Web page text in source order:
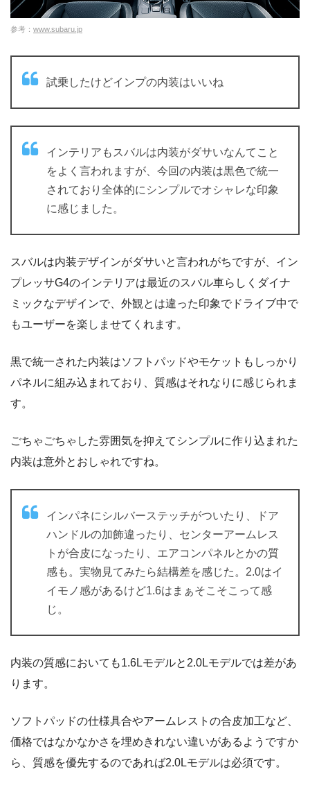
参考： www.subaru.jp
試乗したけどインプの内装はいいね
インテリアもスバルは内装がダサいなんてこと
をよく言われますが、今回の内装は黒色で統一
されており全体的にシンプルでオシャレな印象
に感じました。
スバルは内装デザインがダサいと言われがちですが、イン
プレッサG4のインテリアは最近のスバル車らしくダイナ
ミックなデザインで、外観とは違った印象でドライブ中で
もユーザーを楽しませてくれます。
黒で統一された内装はソフトパッドやモケットもしっかり
パネルに組み込まれており、質感はそれなりに感じられま
す。
ごちゃごちゃした雰囲気を抑えてシンプルに作り込まれた
内装は意外とおしゃれですね。
インパネにシルバーステッチがついたり、ドア
ハンドルの加飾違ったり、センターアームレス
トが合皮になったり、エアコンパネルとかの質
感も。実物見てみたら結構差を感じた。2.0はイ
イモノ感があるけど1.6はまぁそこそこって感
じ。
内装の質感においても1.6Lモデルと2.0Lモデルでは差があ
ります。
ソフトパッドの仕様具合やアームレストの合皮加工など、
価格ではなかなかさを埋めきれない違いがあるようですか
ら、質感を優先するのであれば2.0Lモデルは必須です。